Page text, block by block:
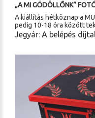
„A MI GÖDÖLLŐNK”
A kiállítás hétköznap a
pedig 10-18 óra között
Jegyár: A belépés